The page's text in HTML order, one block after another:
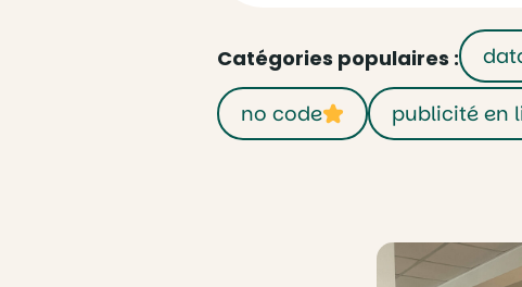
Catégories populaires :
no code publicité en